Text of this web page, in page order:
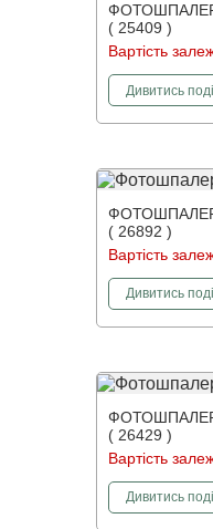
( 25409 )
Вартість
Дивитись
( 26892 )
Вартість
Дивитись
( 26429 )
Вартість
Дивитись